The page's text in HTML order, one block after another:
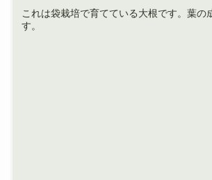
これは袋栽培で育てている大根です。葉の
す。